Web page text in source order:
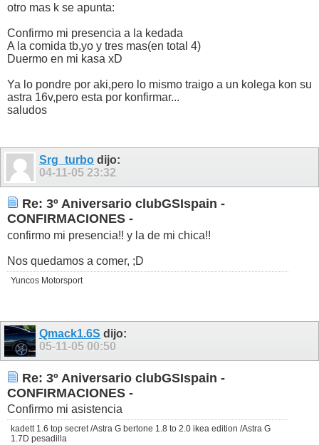
otro mas k se apunta:
Confirmo mi presencia a la kedada
A la comida tb,yo y tres mas(en total 4)
Duermo en mi kasa xD
Ya lo pondre por aki,pero lo mismo traigo a un kolega kon su
astra 16v,pero esta por konfirmar...
saludos
Srg_turbo dijo:
04-11-05 23:32
Re: 3º Aniversario clubGSIspain -
CONFIRMACIONES -
confirmo mi presencia!! y la de mi chica!!
Nos quedamos a comer, ;D
Yuncos Motorsport
Qmack1.6S dijo:
05-11-05 00:50
Re: 3º Aniversario clubGSIspain -
CONFIRMACIONES -
Confirmo mi asistencia
kadett 1.6 top secret /Astra G bertone 1.8 to 2.0 ikea edition /Astra G
1.7D pesadilla